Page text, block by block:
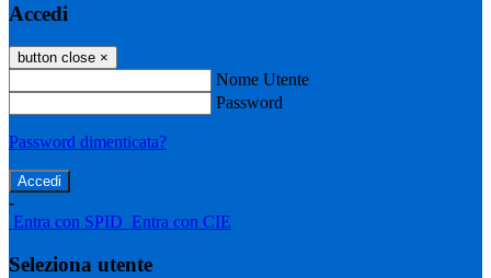
Accedi
button close ×
Nome Utente
Password
Password dimenticata?
-
Entra con SPID Entra con CIE
Seleziona utente